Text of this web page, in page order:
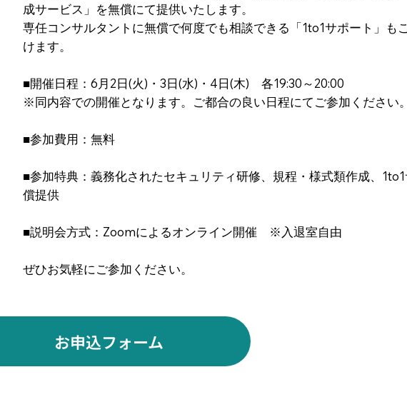
成サービス」を無償にて提供いたします。
専任コンサルタントに無償で何度でも相談できる「1to1サポート」も
けます。
■開催日程：6月2日(火)・3日(水)・4日(木) 各19:30～20:00
※同内容での開催となります。ご都合の良い日程にてご参加ください。
■参加費用：無料
■参加特典：義務化されたセキュリティ研修、規程・様式類作成、
償提供
■説明会方式：Zoomによるオンライン開催 ※入退室自由
ぜひお気軽にご参加ください。
お申込フォーム